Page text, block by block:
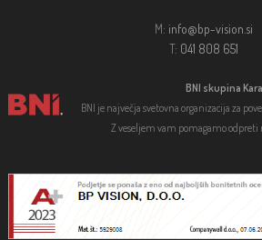
M: info@bp-vision.si
T: 041 808 651
BNI skupina
BNI je največja svetovna organizacija za
Z veseljem vam pomagamo odpreti